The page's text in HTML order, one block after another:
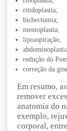
ritidoplastia;
bichectomia;
mentoplastia;
lipoaspiração;
redução do
correção da
Em resumo,
remover
anatomia do
exemplo,
corporal,